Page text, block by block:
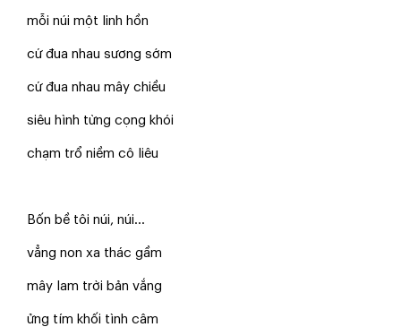
mỗi núi một linh hồn
cứ đua nhau sương sớm
cứ đua nhau mây chiều
siêu hình từng cọng khói
chạm trổ niềm cô liêu
Bốn bề tôi núi, núi...
vẳng non xa thác gầm
mây lam trời bản vắng
ửng tím khối tình câm